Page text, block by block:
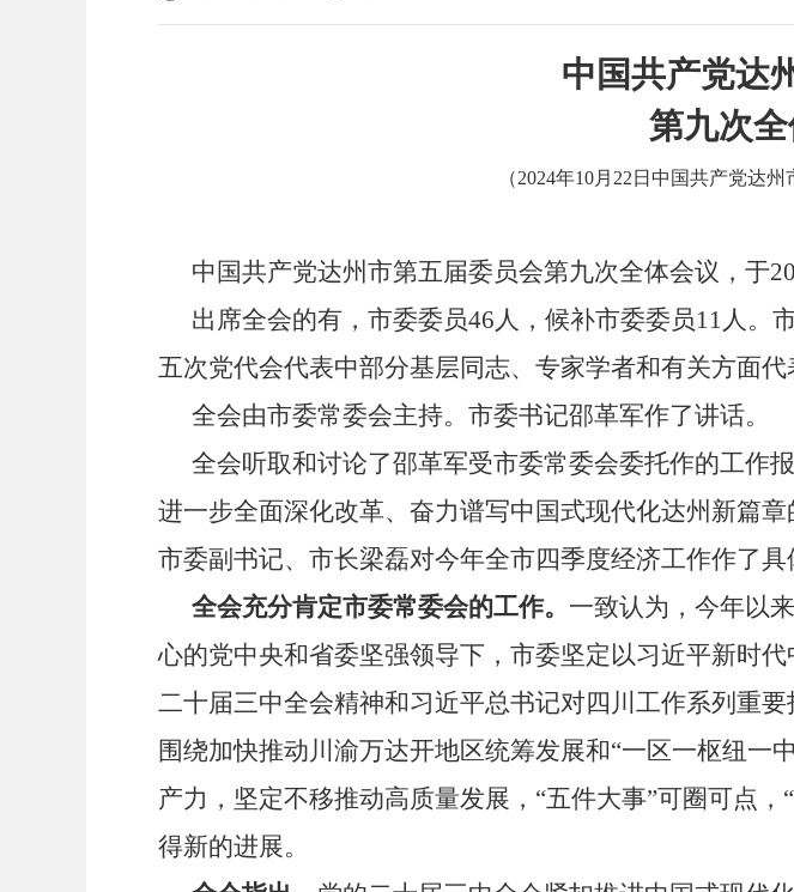
中国共产党达
第九次
（2024年10月 22 日中国共产党达州
中国共产党达州市第五届委员会第九次全体会议，于
出席全会的有，市委委员46人，候补市委委员11人。
五次党代会代表中部分基层同志、专家学者和有关方面代
全会由市委常委会主持。市委书记邵革军作了讲话。
全会听取和讨论了邵革军受市委常委会委托作的工作
进一步全面深化改革、奋力谱写中国式现代化达州新篇
市委副书记、市长梁磊对今年全市四季度经济工作作了具
全会充分肯定市委常委会的工作。 一致认为，今年以
心的党中央和省委坚强领导下，市委坚定以习近平新时
二十届三中全会精神和习近平总书记对四川工作系列重
围绕加快推动川渝万达开地区统筹发展和“一区一枢纽一
产力，坚定不移推动高质量发展， “五件大事”可圈可点， “
得新的进展。